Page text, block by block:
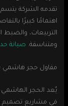
تقدمه الشركة
اهتمامًا كبيرًا
التربيعات،
ومتناسقة. صيانة
مقاول حجر هاشمي
يُعد الحجر الهاشمي
في مشاريع تصميم